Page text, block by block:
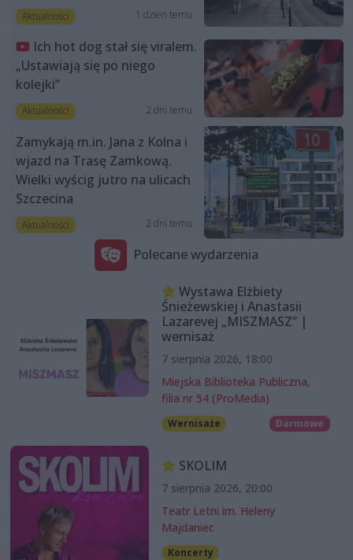
Aktualności 1 dzień temu
Ich hot dog stał się viralem.
„Ustawiają się po niego
kolejki”
Aktualności 2 dni temu
Zamykają m.in. Jana z Kolna i
wjazd na Trasę Zamkową.
Wielki wyścig jutro na ulicach
Szczecina
Aktualności 2 dni temu
Polecane wydarzenia
Wystawa Elżbiety
Śnieżewskiej i Anastasii
Lazarevej „MISZMASZ” |
wernisaż
7 sierpnia 2026, 18:00
Miejska Biblioteka Publiczna,
filia nr 54 (ProMedia)
Wernisaże Darmowe
SKOLIM
7 sierpnia 2026, 20:00
Teatr Letni im. Heleny
Majdaniec
Koncerty